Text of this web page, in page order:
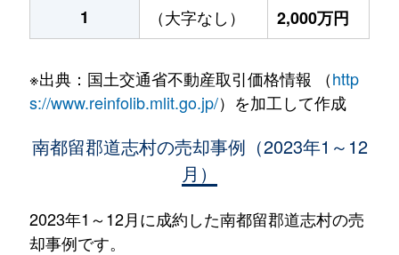
1
（大字なし） 2,000万円
※出典：国土交通省不動産取引価格情報 （http
s://www.reinfolib.mlit.go.jp/）を加工して作成
南都留郡道志村の売却事例（2023年1～12
月）
2023年1～12月に成約した南都留郡道志村の売
却事例です。